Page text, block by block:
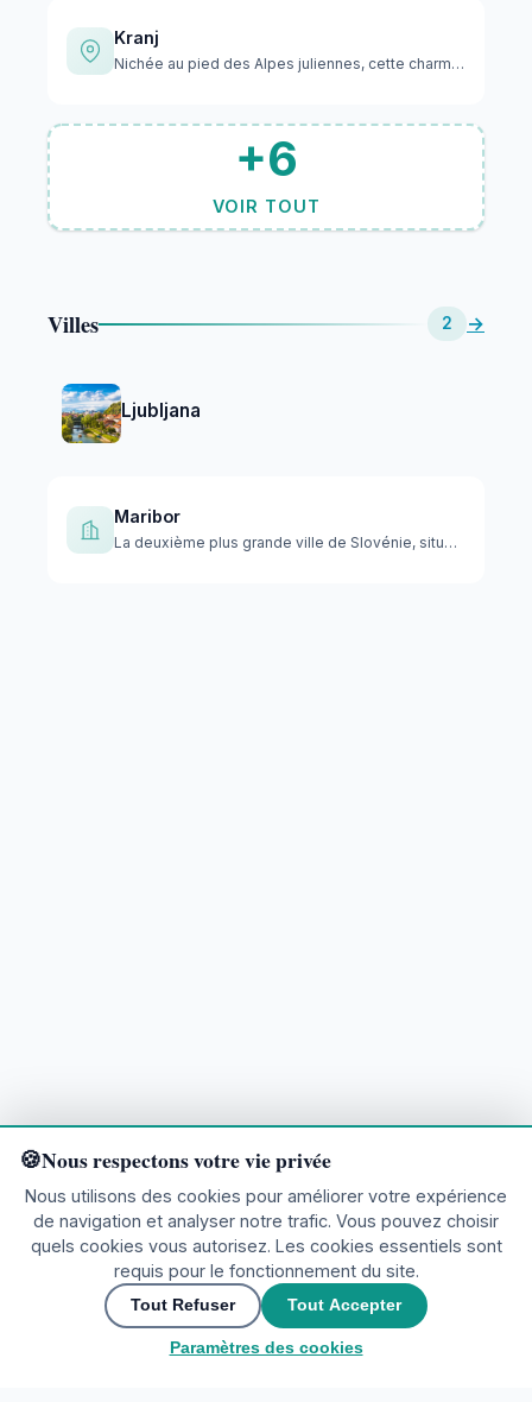
Rejoignez la communauté
Kranj
Nichée au pied des Alpes juliennes, cette charmante ville mé…
+6
VOIR TOUT
Villes 2 →
Ljubljana
Maribor
La deuxième plus grande ville de Slovénie, située dans le no…
Prêt à explorer ?
Nous respectons votre vie privée
Nous utilisons des cookies pour améliorer votre expérience
de navigation et analyser notre trafic. Vous pouvez choisir
quels cookies vous autorisez. Les cookies essentiels sont
requis pour le fonctionnement du site.
Tout Refuser Tout Accepter
Paramètres des cookies